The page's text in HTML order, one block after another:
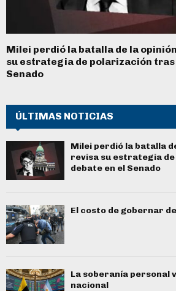
Milei perdió la batalla de la
su estrategia de polarización tras
Senado
ÚLTIMAS NOTICIAS
Milei perdió la batalla
revisa su estrategia
debate en el Senado
El costo de gobernar
La soberanía personal
nacional